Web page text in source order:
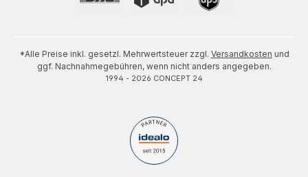
*Alle Preise inkl. gesetzl. Mehrwertsteuer zzgl. Versandkosten und
ggf. Nachnahmegebühren, wenn nicht anders angegeben.
1994 - 2026 CONCEPT 24